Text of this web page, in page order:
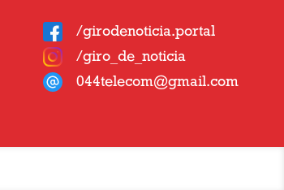
/girodenoticia.portal
/giro_de_noticia
044telecom@gmail.com